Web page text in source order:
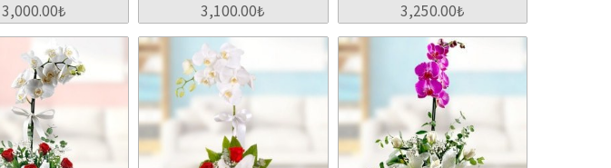
3,000.00₺ 3,100.00₺ 3,250.00₺